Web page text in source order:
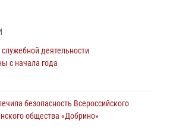
принимают участие в
объектов образования в Югре
безопасности для юных югорчан
деятельности
с начала года
безопасность Всероссийского
общества «Добрино»